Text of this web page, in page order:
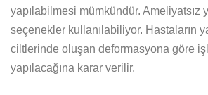
yapılabilmesi mümkündür. Ameliyatsız
seçenekler kullanılabiliyor. Hastaların
ciltlerinde oluşan deformasyona göre
yapılacağına karar verilir.